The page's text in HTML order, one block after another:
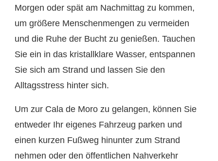
Morgen oder spät am Nachmittag zu kommen,
um größere Menschenmengen zu vermeiden
und die Ruhe der Bucht zu genießen. Tauchen
Sie ein in das kristallklare Wasser, entspannen
Sie sich am Strand und lassen Sie den
Alltagsstress hinter sich.
Um zur Cala de Moro zu gelangen, können Sie
entweder Ihr eigenes Fahrzeug parken und
einen kurzen Fußweg hinunter zum Strand
nehmen oder den öffentlichen Nahverkehr